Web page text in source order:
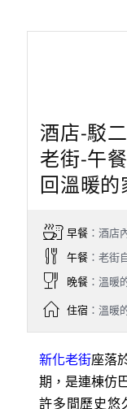
酒店-駁
老街-午
回溫暖的
早餐：酒店
午餐：老街
晚餐：溫暖
住宿：溫暖
新化老街座落
期，是連棟仿
許多間歷史悠